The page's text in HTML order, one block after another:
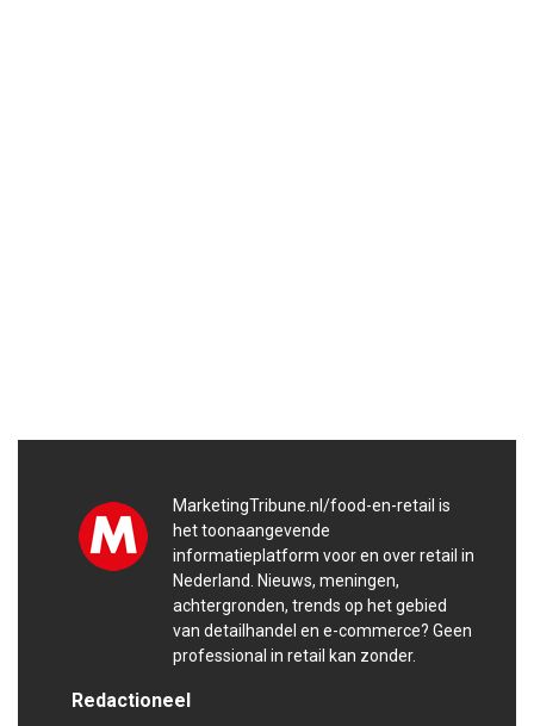
MarketingTribune.nl/food-en-retail is
het toonaangevende
informatieplatform voor en over retail in
Nederland. Nieuws, meningen,
achtergronden, trends op het gebied
van detailhandel en e-commerce? Geen
professional in retail kan zonder.
Redactioneel